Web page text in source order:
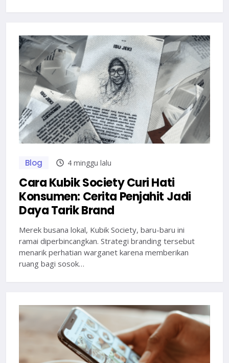
Blog 4 minggu lalu
Cara Kubik Society Curi Hati
Konsumen: Cerita Penjahit Jadi
Daya Tarik Brand
Merek busana lokal, Kubik Society, baru-baru ini
ramai diperbincangkan. Strategi branding tersebut
menarik perhatian warganet karena memberikan
ruang bagi sosok…